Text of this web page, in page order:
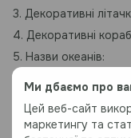
Ми дбаємо про
Цей веб-сайт
маркетингу та
3. Декоративні
4. Декоративні
5. Назви океанів:
*Піни за додаткову